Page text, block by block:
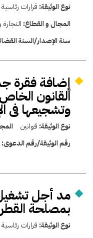
نوع الوثيقة: قرارات رئاسية
المجال و القطاع:
سنة الإصدار/السنة
القانون
وتشجيعها فى
نوع الوثيقة: قوانين
رقم الوثيقة/رقم الدعوى:
مد أجل
بمصلحة
نوع الوثيقة: قرارات رئاسية